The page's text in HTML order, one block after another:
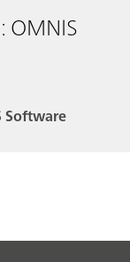
OMNIS
Software